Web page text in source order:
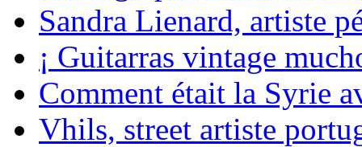
Sandra Lienard, artiste
¡ Guitarras vintage
Comment était la Syrie
Vhils, street artiste